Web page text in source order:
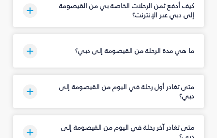
كيف أدفع ثمن الرحلات الخاصة بي من القيصومة
إلى دبي عبر الإنترنت؟
ما هي مدة الرحلة من القيصومة إلى دبي؟
متى تغادر أول رحلة في اليوم من القيصومة إلى
دبي؟
متى تغادر آخر رحلة في اليوم من القيصومة إلى